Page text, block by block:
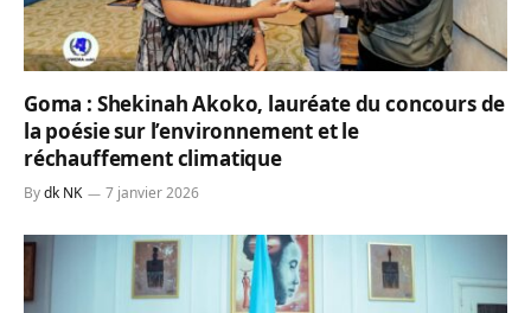
Goma : Shekinah Akoko, lauréate du concours de
la poésie sur l’environnement et le
réchauffement climatique
Bydk NK 7 janvier 2026